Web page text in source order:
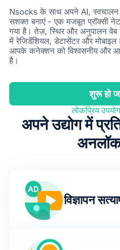
Nsocks के साथ अपने AI, स्वचालन
सशक्त बनाएं - एक मजबूत प्रॉक्सी
गया है। तेज़, स्थिर और अनुपालन वेब
में रेजिडेंशियल, डेटासेंटर और
आपके कनेक्शन को विश्वसनीय और
है।
शुरू हो
लोकप्रिय
अपने उद्योग में
विज्ञापन